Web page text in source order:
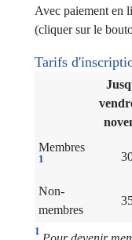
Avec paiement en
(cliquer sur le
Tarifs
Membres
1
Non-
membres
1